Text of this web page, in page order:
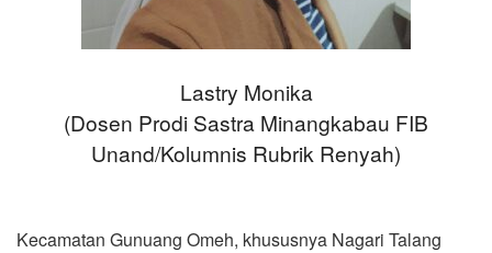
Lastry Monika
(Dosen Prodi Sastra Minangkabau FIB
Unand/Kolumnis Rubrik Renyah)
Kecamatan Gunuang Omeh, khususnya Nagari Talang